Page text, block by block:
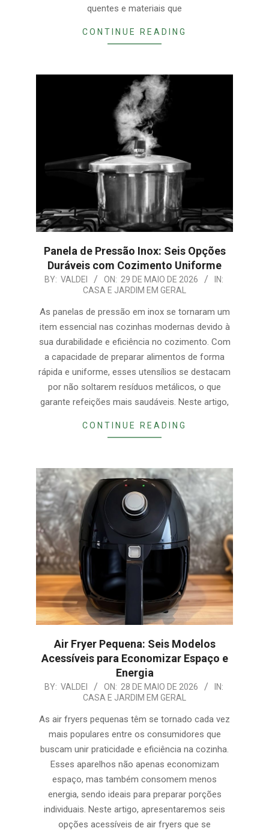
quentes e materiais que
CONTINUE READING
Panela de Pressão Inox: Seis Opções
Duráveis com Cozimento Uniforme
2026-
29
BY: VALDEI ON: 29 DE MAIO DE 2026
IN:
CASA E JARDIM EM GERAL
As panelas de pressão em inox se tornaram um
item essencial nas cozinhas modernas devido à
sua durabilidade e eficiência no cozimento. Com
a capacidade de preparar alimentos de forma
rápida e uniforme, esses utensílios se destacam
por não soltarem resíduos metálicos, o que
garante refeições mais saudáveis. Neste artigo,
CONTINUE READING
Air Fryer Pequena: Seis Modelos
Acessíveis para Economizar Espaço e
Energia
2026-
28
BY: VALDEI ON: 28 DE MAIO DE 2026
IN:
CASA E JARDIM EM GERAL
As air fryers pequenas têm se tornado cada vez
mais populares entre os consumidores que
buscam unir praticidade e eficiência na cozinha.
Esses aparelhos não apenas economizam
espaço, mas também consomem menos
energia, sendo ideais para preparar porções
individuais. Neste artigo, apresentaremos seis
opções acessíveis de air fryers que se